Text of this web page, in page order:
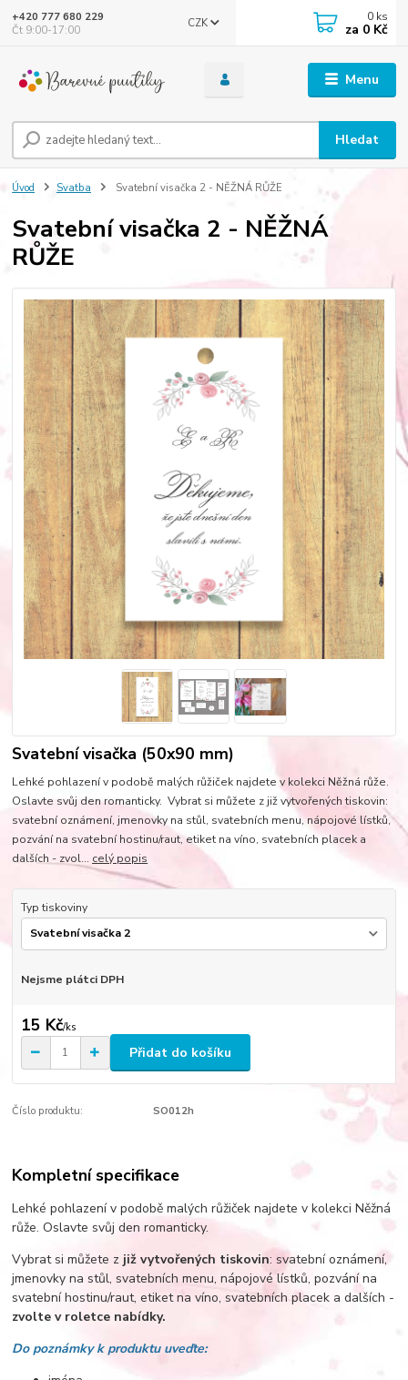
Menu
CZK
Hledat
+420 777 680 229
Čt 9:00-17:00
0 ks
za 0 Kč
Úvod Svatba Svatební visačka 2 - NĚŽNÁ RŮŽE
Svatební visačka 2 - NĚŽNÁ
RŮŽE
Svatební visačka (50x90 mm)
Lehké pohlazení v podobě malých růžiček najdete v kolekci Něžná růže.
Oslavte svůj den romanticky. Vybrat si můžete z již vytvořených tiskovin:
svatební oznámení, jmenovky na stůl, svatebních menu, nápojové lístků,
pozvání na svatební hostinu/raut, etiket na víno, svatebních placek a
dalších - zvol... celý popis
Typ tiskoviny
Nejsme plátci DPH
15 Kč/ks
Přidat do košíku
Číslo produktu: SO012h
Kompletní specifikace
Lehké pohlazení v podobě malých růžiček najdete v kolekci Něžná
růže. Oslavte svůj den romanticky.
Vybrat si můžete z již vytvořených tiskovin: svatební oznámení,
jmenovky na stůl, svatebních menu, nápojové lístků, pozvání na
svatební hostinu/raut, etiket na víno, svatebních placek a dalších -
zvolte v roletce nabídky.
Do poznámky k produktu uveďte: